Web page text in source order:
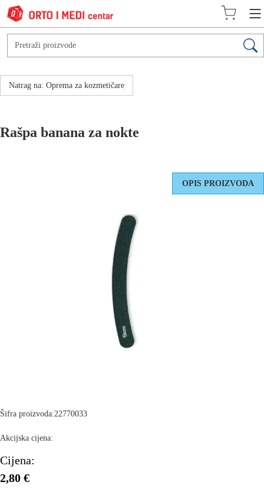
Natrag na: Oprema za kozmetičare
Rašpa banana za nokte
OPIS PROIZVODA
Šifra proizvoda:22770033
Akcijska cijena:
Cijena:
2,80 €